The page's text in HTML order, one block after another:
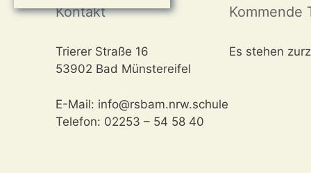
Kontakt
Trierer Straße 16
53902 Bad Münstereifel
E-Mail: info@rsbam.nrw.schule
Telefon: 02253 – 54 58 40
Kommende
Es stehen